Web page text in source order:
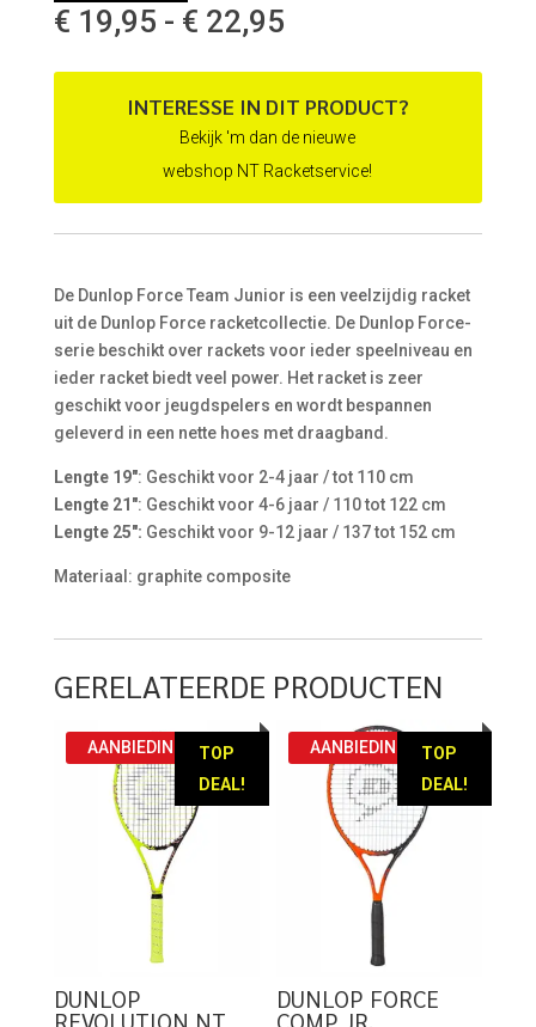
€ 19,95 - € 22,95Prijsklasse:
tot
€ 22,95
INTERESSE IN DIT PRODUCT?
Bekijk 'm dan de nieuwe
webshop NT Racketservice!
De Dunlop Force Team Junior is een veelzijdig racket
uit de Dunlop Force racketcollectie. De Dunlop Force-
serie beschikt over rackets voor ieder speelniveau en
ieder racket biedt veel power. Het racket is zeer
geschikt voor jeugdspelers en wordt bespannen
geleverd in een nette hoes met draagband.
Lengte 19″: Geschikt voor 2-4 jaar / tot 110 cm
Lengte 21″: Geschikt voor 4-6 jaar / 110 tot 122 cm
Lengte 25″: Geschikt voor 9-12 jaar / 137 tot 152 cm
Materiaal: graphite composite
GERELATEERDE PRODUCTEN
TOP
DEAL!
AANBIEDING!
DUNLOP
REVOLUTION NT
TOP
DEAL!
AANBIEDING!
DUNLOP FORCE
COMP JR.